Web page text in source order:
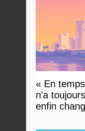
« En
n'a
enfin